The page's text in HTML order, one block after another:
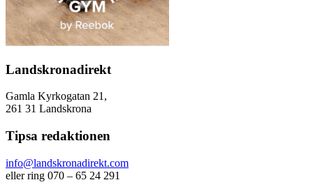
Landskronadirekt
Gamla Kyrkogatan 21,
261 31 Landskrona
Tipsa redaktionen
info@landskronadirekt.com
eller ring 070 – 65 24 291